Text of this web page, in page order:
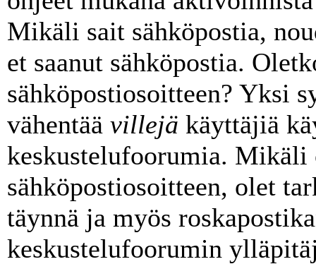
Mikäli sait sähköpostia,
et saanut sähköpostia.
sähköpostiosoitteen? Yksi
vähentää villejä käyttäjiä
keskustelufoorumia.
sähköpostiosoitteen, olet
täynnä ja myös
keskustelufoorumin